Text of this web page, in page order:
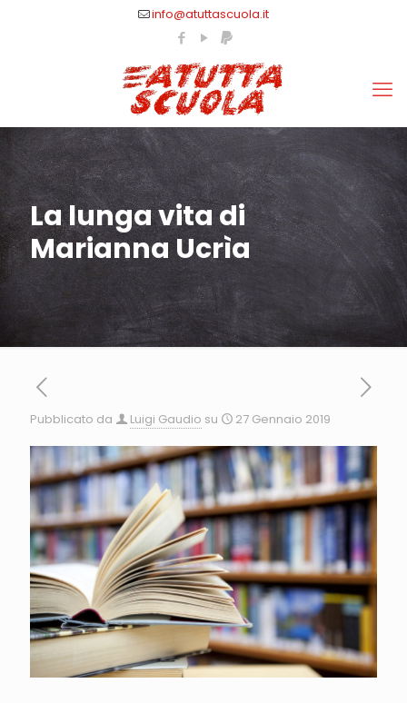
info@atuttascuola.it
La lunga vita di
Marianna Ucrìa
Pubblicato da Luigi Gaudio su 27 Gennaio 2019